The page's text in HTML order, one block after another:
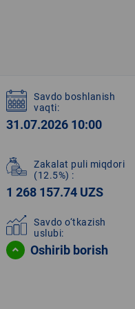
Savdo boshlanish
vaqti:
31.07.2026 10:00
Zakalat puli miqdori
(12.5%) :
1 268 157.74 UZS
Savdo o‘tkazish
uslubi:
Oshirib borish